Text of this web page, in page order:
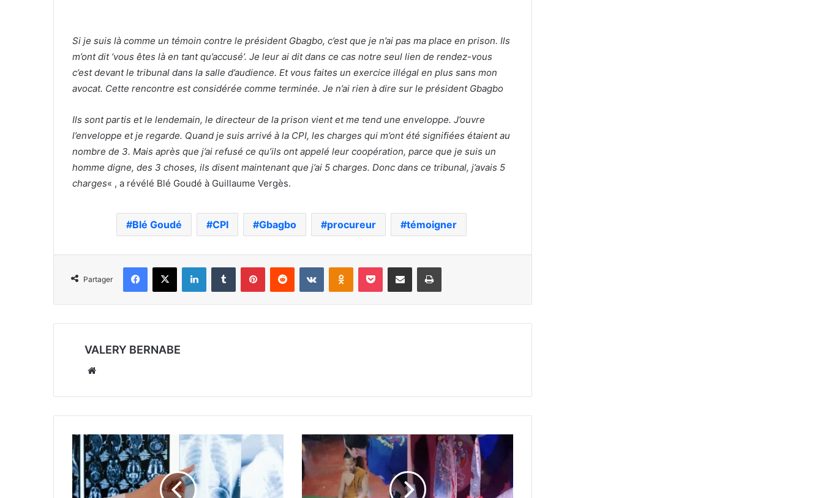
Si je suis là comme un témoin contre le président Gbagbo, c’est que je n’ai pas ma place en prison. Ils
m’ont dit ‘vous êtes là en tant qu’accusé’. Je leur ai dit dans ce cas notre seul lien de rendez-vous
c’est devant le tribunal dans la salle d’audience. Et vous faites un exercice illégal en plus sans mon
avocat. Cette rencontre est considérée comme terminée. Je n’ai rien à dire sur le président Gbagbo
Ils sont partis et le lendemain, le directeur de la prison vient et me tend une enveloppe. J’ouvre
l’enveloppe et je regarde. Quand je suis arrivé à la CPI, les charges qui m’ont été signifiées étaient au
nombre de 3. Mais après que j’ai refusé ce qu’ils ont appelé leur coopération, parce que je suis un
homme digne, des 3 choses, ils disent maintenant que j’ai 5 charges. Donc dans ce tribunal, j’avais 5
charges« , a révélé Blé Goudé à Guillaume Vergès.
Blé Goudé CPI Gbagbo procureur témoigner
Partager
Facebook
X LinkedinTumblr PinterestReddit VKontakteOdnoklassniki
Pocket Partager par email Imprimer
VALERY BERNABE